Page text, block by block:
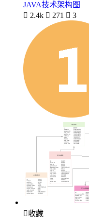
JAVA技术架构图
 2.4k  271  3
收藏